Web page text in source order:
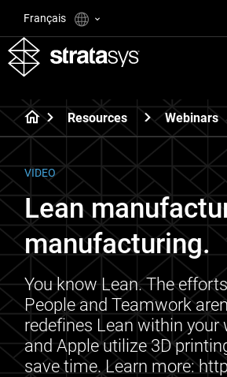
Français
Resources Webinars
VIDEO
Lean
manufacturing.
You know Lean. The
People and Teamwork
redefines Lean within
and Apple utilize 3D
save time. Learn more: